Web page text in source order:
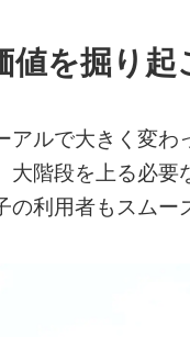
値を掘り
アルで大きく変
大階段を上る必
の利用者もスムー